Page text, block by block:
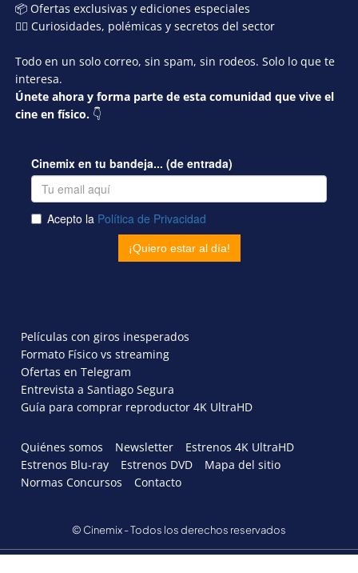
📦 Ofertas exclusivas y ediciones especiales
🕵️‍♂️ Curiosidades, polémicas y secretos del sector
Todo en un solo correo, sin spam, sin rodeos. Solo lo que te
interesa.
Únete ahora y forma parte de esta comunidad que vive el
cine en físico. 👇
Películas con giros inesperados
Formato Físico vs streaming
Ofertas en Telegram
Entrevista a Santiago Segura
Guía para comprar reproductor 4K UltraHD
Quiénes somos Newsletter
Estrenos 4K UltraHD
Estrenos Blu-ray
Estrenos DVD
Mapa del sitio
Normas Concursos
Contacto
© Cinemix - Todos los derechos reservados